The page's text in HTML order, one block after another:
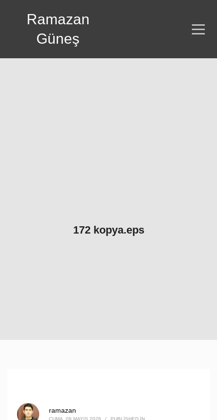
Ramazan
Güneş
172 kopya.eps
ramazan
CUMA, 08 MAYIS 2026 / PUBLISHED IN